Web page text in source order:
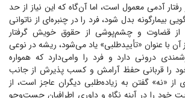
رفتار آدمی معمول است، اما آن‌گاه که این نیاز از حد
بیمارگونه بدل شود، فرد را در چنبره‌ای از ناتوانی
از قضاوت و چشم‌پوشی از حقوق خویش گرفتار
با عنوان «تأییدطلبی» یاد می‌شود، ریشه در نوعی
درونی دارد و فرد را وامی‌دارد که همواره
را قربانی حفظ آرامش و کسب پذیرش از جانب
از «نه» گفتن به زیاده‌طلبی دیگران عاجز است، از
خود را در آینه نگاه و داوری اطرافیان جست‌و‌جو